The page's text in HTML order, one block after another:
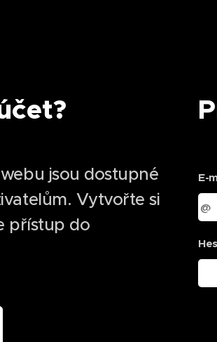
jsou dostupné
Vytvořte si
přístup do
E-